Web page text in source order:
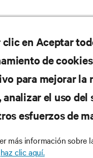
pierda
oferta
en Aceptar
de
para mejorar la
el uso del
esfuerzos de
más información sobre
haz clic aquí.